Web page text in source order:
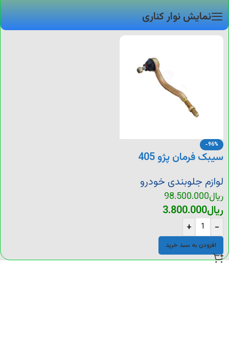
نمایش نوار کناری
-96%
سیبک فرمان پژو 405
لوازم جلوبندی خودرو
ریال98.500.000
ریال3.800.000
-
+
افزودن به سبد خرید